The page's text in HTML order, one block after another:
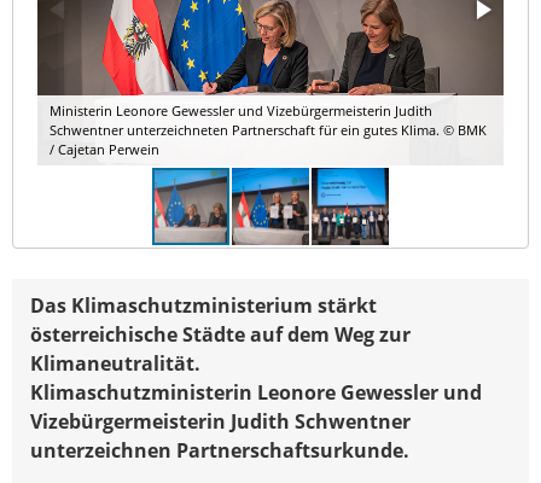
Ministerin Leonore Gewessler und Vizebürgermeisterin Judith
Schwentner unterzeichneten Partnerschaft für ein gutes Klima. © BMK
/ Cajetan Perwein
Das Klimaschutzministerium stärkt
österreichische Städte auf dem Weg zur
Klimaneutralität.
Klimaschutzministerin Leonore Gewessler und
Vizebürgermeisterin Judith Schwentner
unterzeichnen Partnerschaftsurkunde.